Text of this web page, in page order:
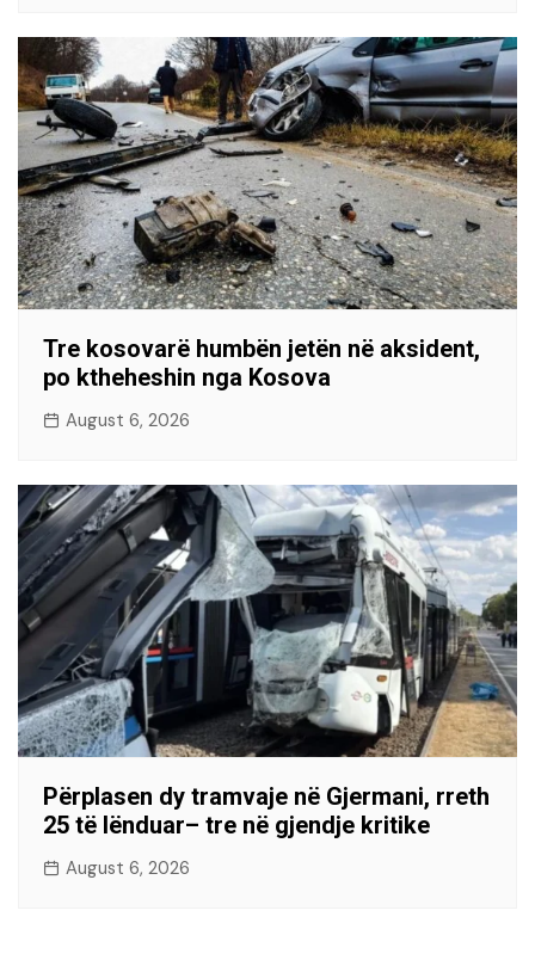
Tre kosovarë humbën jetën në aksident,
po ktheheshin nga Kosova
August 6, 2026
Përplasen dy tramvaje në Gjermani, rreth
25 të lënduar– tre në gjendje kritike
August 6, 2026